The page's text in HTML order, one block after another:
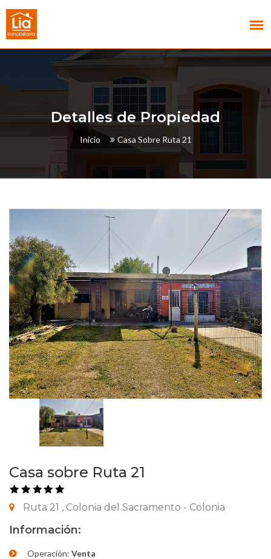
Detalles de Propiedad
Inicio Casa Sobre Ruta 21
Casa sobre Ruta 21
Ruta 21 , Colonia del Sacramento - Colonia
Información:
Operación: Venta